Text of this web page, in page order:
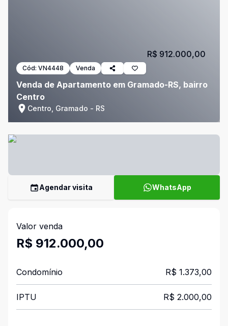
Cód: VN4448 Venda
Venda de Apartamento em Gramado-RS, bairro
Centro
Centro, Gramado - RS
R$ 912.000,00
Agendar visita WhatsApp
Valor venda
R$ 912.000,00
Condomínio R$ 1.373,00
IPTU R$ 2.000,00